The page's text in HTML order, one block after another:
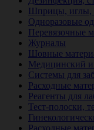
Шприцы, иглы,
Одноразовые
Перевязочные
Журналы
Шовные
Медицинский
Системы для
Расходные
Реагенты для
Тест-полоски,
Расходные